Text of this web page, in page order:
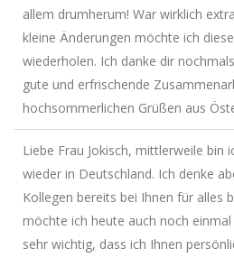
allem drumherum! War wirklich
kleine Änderungen möchte ich
wiederholen. Ich danke dir
gute und erfrischende
hochsommerlichen Grüßen aus
Liebe Frau Jokisch, mittlerweile bin
wieder in Deutschland. Ich denke
Kollegen bereits bei Ihnen für alles
möchte ich heute auch noch
sehr wichtig, dass ich Ihnen